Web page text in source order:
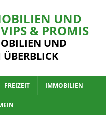
UND
& PROMIS
UND
FREIZEIT IMMOBILIEN